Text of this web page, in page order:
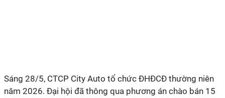
Sáng 28/5, CTCP City Auto tổ chức ĐHĐCĐ thường niên
năm 2026. Đại hội đã thông qua phương án chào bán 15